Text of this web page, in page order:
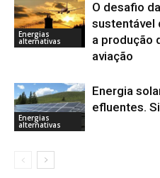
Energias
alternativas
O desafio
sustentável
a produção
aviação
Energias
alternativas
Energia
efluentes.